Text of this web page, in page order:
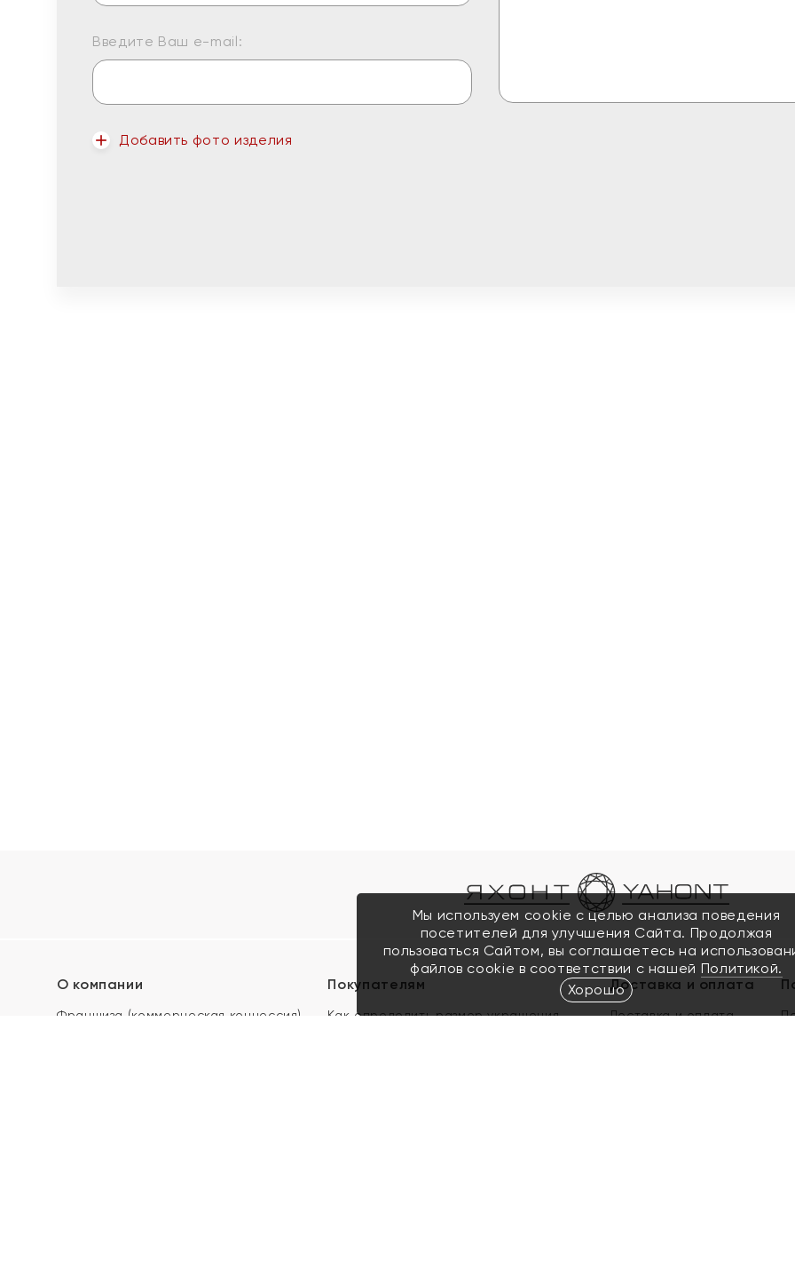
Введите Ваш e-mail:
Добавить фото изделия
О компании
Франшиза (коммерческая концессия)
Покупателям
Как определить размер украшения
Доставка и оплата
Доставка и оплата
Мы используем cookie с целью анализа поведения
посетителей для улучшения Сайта. Продолжая
пользоваться Сайтом, вы соглашаетесь на
файлов cookie в соответствии с нашей Политикой.
Хорошо